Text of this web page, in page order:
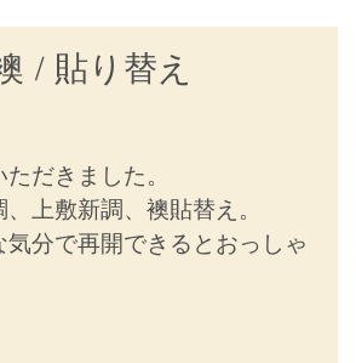
/ 貼り替え
だきました。
上敷新調、襖貼替え。
分で再開できるとおっしゃ